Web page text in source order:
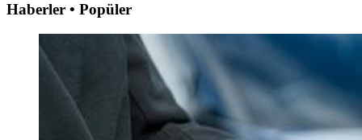
Haberler • Popüler